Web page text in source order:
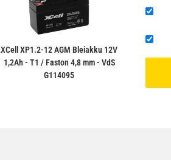
XCell XP1.2-12 AGM Bleiakku 12V
1,2Ah - T1 / Faston 4,8 mm - VdS
G114095